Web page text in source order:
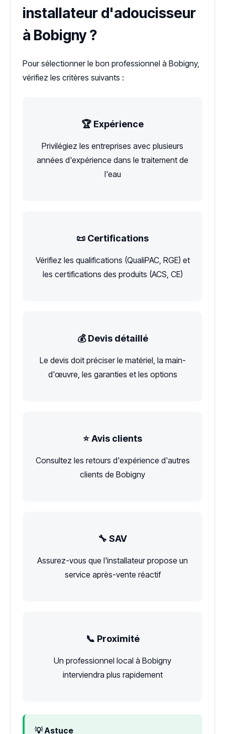
installateur d'adoucisseur
à Bobigny ?
Pour sélectionner le bon professionnel à Bobigny,
vérifiez les critères suivants :
🏆 Expérience
Privilégiez les entreprises avec plusieurs
années d'expérience dans le traitement de
l'eau
📜 Certifications
Vérifiez les qualifications (QualiPAC, RGE) et
les certifications des produits (ACS, CE)
💰 Devis détaillé
Le devis doit préciser le matériel, la main-
d'œuvre, les garanties et les options
⭐ Avis clients
Consultez les retours d'expérience d'autres
clients de Bobigny
🔧 SAV
Assurez-vous que l'installateur propose un
service après-vente réactif
📞 Proximité
Un professionnel local à Bobigny
interviendra plus rapidement
💡 Astuce